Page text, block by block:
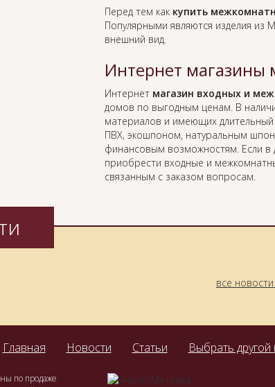
Перед тем как купить
Популярными являются изделия
внешний вид.
Интернет
Интернет магазин входных и
домов по выгодным ценам. В
материалов и имеющих
ПВХ, экошпоном, натуральным
финансовым возможностям. Если в
приобрести входные и
связанным с заказом вопросам.
все новости
Главная Новости Статьи Выбрать другой
по продаже